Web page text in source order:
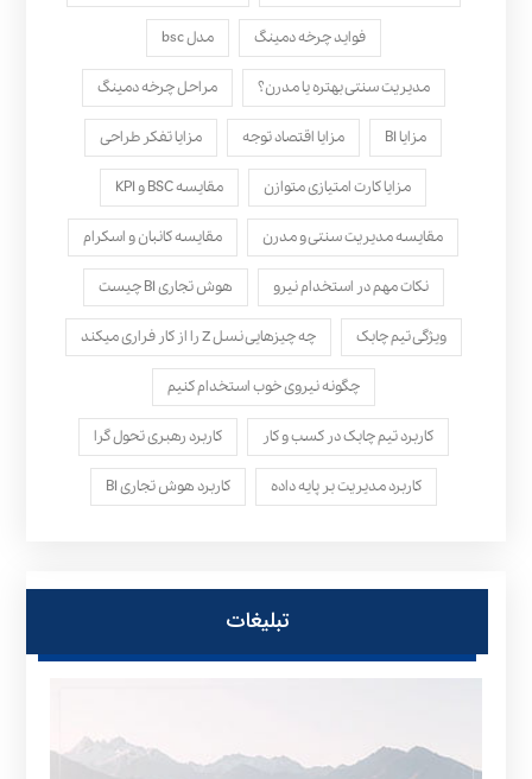
فواید چرخه دمینگ مدل bsc
مدیریت سنتی بهتره یا مدرن؟ مراحل چرخه دمینگ
مزایا BI مزایا اقتصاد توجه مزایا تفکر طراحی
مزایا کارت امتیازی متوازن مقایسه BSC و KPI
مقایسه مدیریت سنتی و مدرن مقایسه کانبان و اسکرام
نکات مهم در استخدام نیرو هوش تجاری BI چیست
ویژگی تیم چابک چه چیزهایی نسل Z را از کار فراری میکند
چگونه نیروی خوب استخدام کنیم
کاربرد تیم چابک در کسب و کار کاربرد رهبری تحول‌ گرا
کاربرد مدیریت بر پایه داده کاربرد هوش تجاری BI
تبلیغات